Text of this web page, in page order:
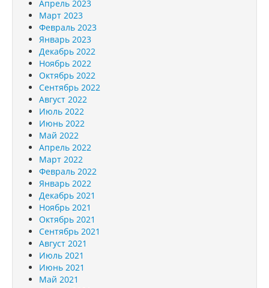
Апрель 2023
Март 2023
Февраль 2023
Январь 2023
Декабрь 2022
Ноябрь 2022
Октябрь 2022
Сентябрь 2022
Август 2022
Июль 2022
Июнь 2022
Май 2022
Апрель 2022
Март 2022
Февраль 2022
Январь 2022
Декабрь 2021
Ноябрь 2021
Октябрь 2021
Сентябрь 2021
Август 2021
Июль 2021
Июнь 2021
Май 2021